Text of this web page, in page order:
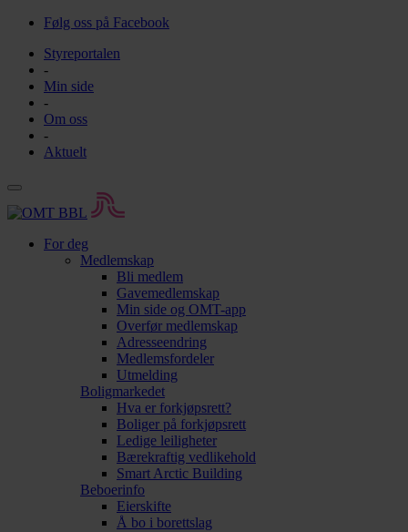
Følg oss på Facebook
Styreportalen
-
Min side
-
Om oss
-
Aktuelt
For deg
Medlemskap
Bli medlem
Gavemedlemskap
Min side og OMT-app
Overfør medlemskap
Adresseendring
Medlemsfordeler
Utmelding
Boligmarkedet
Hva er forkjøpsrett?
Boliger på forkjøpsrett
Ledige leiligheter
Bærekraftig vedlikehold
Smart Arctic Building
Beboerinfo
Eierskifte
Å bo i borettslag